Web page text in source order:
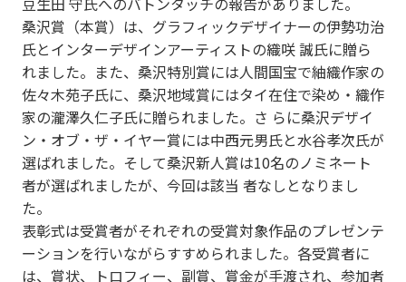
桑沢賞（本賞）は、グラフィックデザイナーの伊勢功治
氏とインターデザインアーティストの織咲 誠氏に贈ら
れました。また、桑沢特別賞には人間国宝で紬織作家の
佐々木苑子氏に、桑沢地域賞にはタイ在住で染め・織作
家の瀧澤久仁子氏に贈られました。さ らに桑沢デザイ
ン・オブ・ザ・イヤー賞には中西元男氏と水谷孝次氏が
選ばれました。そして桑沢新人賞は10名のノミネート
者が選ばれましたが、今回は該当 者なしとなりまし
た。
表彰式は受賞者がそれぞれの受賞対象作品のプレゼンテ
ーションを行いながらすすめられました。各受賞者に
は、賞状、トロフィー、副賞、賞金が手渡され、参加者